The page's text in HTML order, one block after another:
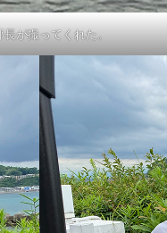
が撮ってくれた。